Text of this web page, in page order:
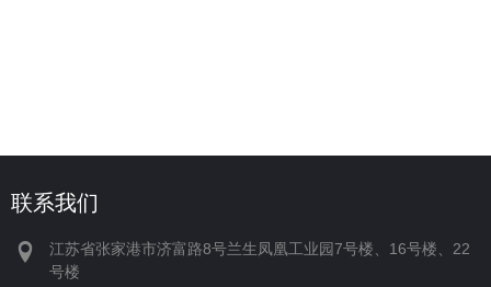
联系我们
江苏省张家港市济富路8号兰生凤凰工业园7号楼、16号楼、22
号楼